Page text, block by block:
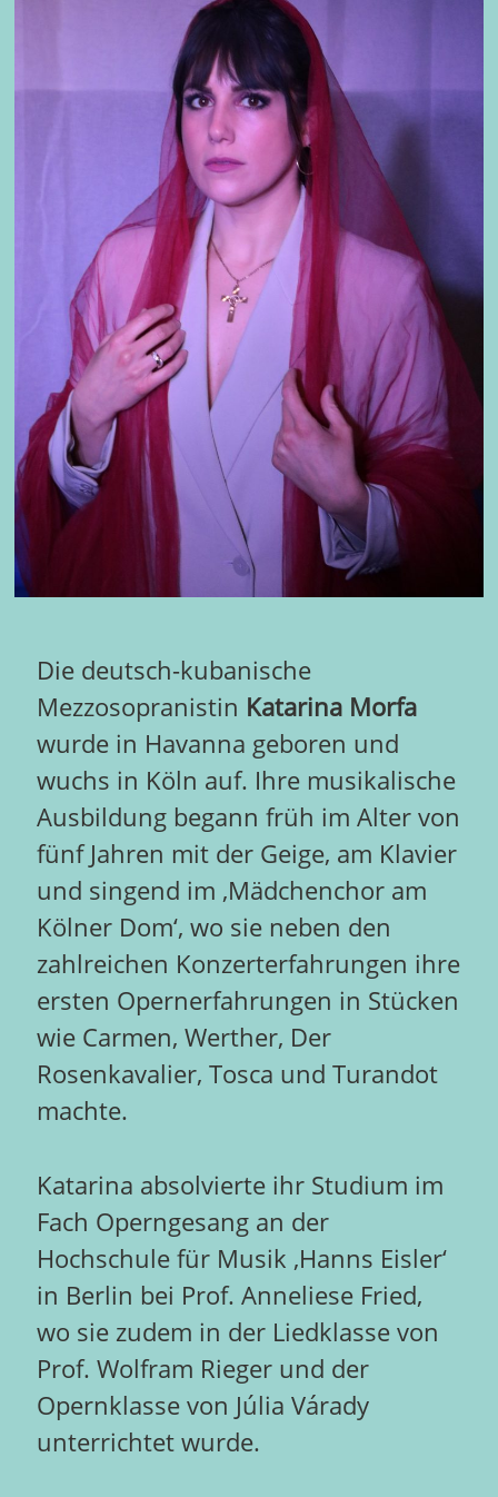
Die deutsch-kubanische
Mezzosopranistin Katarina Morfa
wurde in Havanna geboren und
wuchs in Köln auf. Ihre musikalische
Ausbildung begann früh im Alter von
fünf Jahren mit der Geige, am Klavier
und singend im ‚Mädchenchor am
Kölner Dom‘, wo sie neben den
zahlreichen Konzerterfahrungen ihre
ersten Opernerfahrungen in Stücken
wie Carmen, Werther, Der
Rosenkavalier, Tosca und Turandot
machte.
Katarina absolvierte ihr Studium im
Fach Operngesang an der
Hochschule für Musik ‚Hanns Eisler‘
in Berlin bei Prof. Anneliese Fried,
wo sie zudem in der Liedklasse von
Prof. Wolfram Rieger und der
Opernklasse von Júlia Várady
unterrichtet wurde.